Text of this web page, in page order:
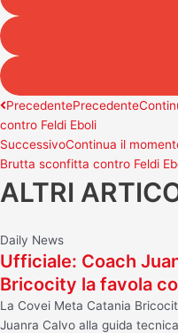
PrecedentePrecedente
contro Feldi Eboli
SuccessivoContinua il
Brutta sconfitta contro Feldi
ALTRI
Daily News
Ufficiale: Coach
Bricocity la favola
La Covei Meta Catania
Juanra Calvo alla guida